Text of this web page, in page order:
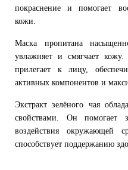
покраснение и помогает
кожи.
Маска пропитана
увлажняет и смягчает
прилегает к лицу,
активных компонентов и
Экстракт зелёного чая
свойствами. Он помогает
воздействия окружающей
способствует поддержанию